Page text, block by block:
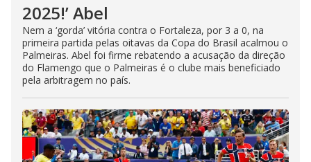
2025!’ Abel
Nem a ‘gorda’ vitória contra o Fortaleza, por 3 a 0, na
primeira partida pelas oitavas da Copa do Brasil acalmou o
Palmeiras. Abel foi firme rebatendo a acusação da direção
do Flamengo que o Palmeiras é o clube mais beneficiado
pela arbitragem no país.